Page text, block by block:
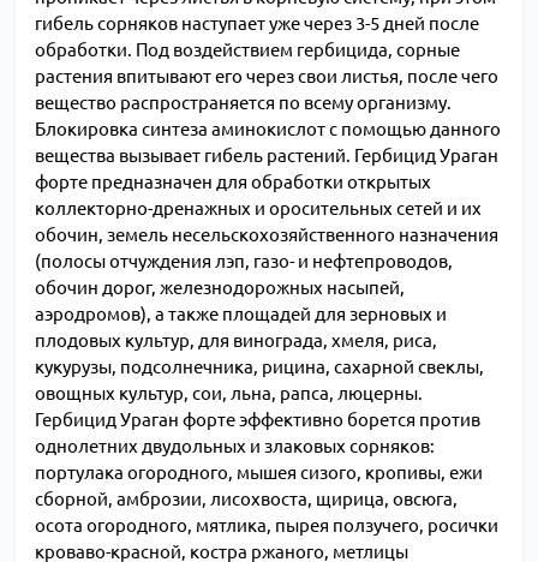
гибель сорняков наступает уже через 3-5 дней после
обработки. Под воздействием гербицида, сорные
растения впитывают его через свои листья, после чего
вещество распространяется по всему организму.
Блокировка синтеза аминокислот с помощью данного
вещества вызывает гибель растений. Гербицид Ураган
форте предназначен для обработки открытых
коллекторно-дренажных и оросительных сетей и их
обочин, земель несельскохозяйственного назначения
(полосы отчуждения лэп, газо- и нефтепроводов,
обочин дорог, железнодорожных насыпей,
аэродромов), а также площадей для зерновых и
плодовых культур, для винограда, хмеля, риса,
кукурузы, подсолнечника, рицина, сахарной свеклы,
овощных культур, сои, льна, рапса, люцерны.
Гербицид Ураган форте эффективно борется против
однолетних двудольных и злаковых сорняков:
портулака огородного, мышея сизого, кропивы, ежи
сборной, амброзии, лисохвоста, щирица, овсюга,
осота огородного, мятлика, пырея ползучего, росички
кроваво-красной, костра ржаного, метлицы